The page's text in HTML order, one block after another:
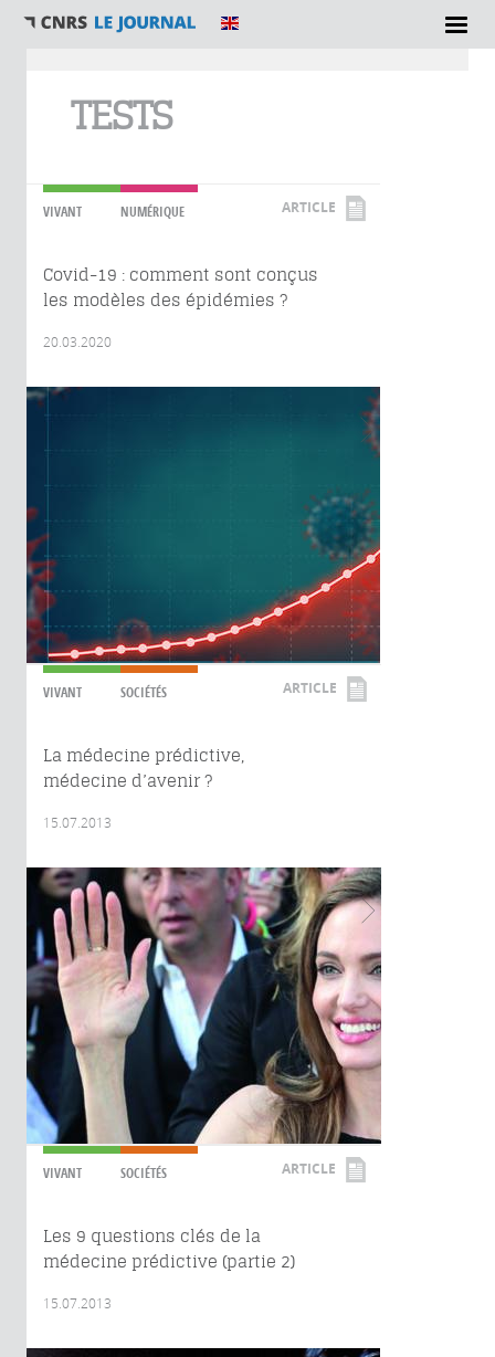
TESTS
VIVANT NUMÉRIQUE ARTICLE
Covid-19 : comment sont conçus
les modèles des épidémies ?
20.03.2020
VIVANT SOCIÉTÉS ARTICLE
La médecine prédictive,
médecine d’avenir ?
15.07.2013
VIVANT SOCIÉTÉS ARTICLE
Les 9 questions clés de la
médecine prédictive (partie 2)
15.07.2013